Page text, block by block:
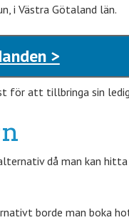
i Västra Götaland län.
>
för att tillbringa sin
då man kan
borde man boka